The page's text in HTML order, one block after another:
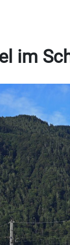
im